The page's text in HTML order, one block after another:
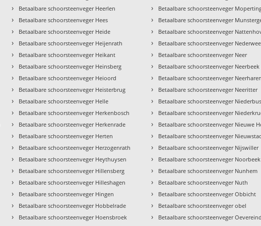
› Betaalbare schoorsteenveger Heerlen
› Betaalbare schoorsteenveger Hees
› Betaalbare schoorsteenveger Heide
› Betaalbare schoorsteenveger Heijenrath
› Betaalbare schoorsteenveger Heikant
› Betaalbare schoorsteenveger Heinsberg
› Betaalbare schoorsteenveger Heioord
› Betaalbare schoorsteenveger Heisterbrug
› Betaalbare schoorsteenveger Helle
› Betaalbare schoorsteenveger Herkenbosch
› Betaalbare schoorsteenveger Herkenrade
› Betaalbare schoorsteenveger Herten
› Betaalbare schoorsteenveger Herzogenrath
› Betaalbare schoorsteenveger Heythuysen
› Betaalbare schoorsteenveger Hillensberg
› Betaalbare schoorsteenveger Hilleshagen
› Betaalbare schoorsteenveger Hingen
› Betaalbare schoorsteenveger Hobbelrade
› Betaalbare schoorsteenveger Hoensbroek
› Betaalbare schoorsteenveger
› Betaalbare schoorsteenveger
› Betaalbare schoorsteenveger
› Betaalbare schoorsteenveger
› Betaalbare schoorsteenveger Neer
› Betaalbare schoorsteenveger Neerbeek
› Betaalbare schoorsteenveger Neerharen
› Betaalbare schoorsteenveger Neeritter
› Betaalbare schoorsteenveger
› Betaalbare schoorsteenveger
› Betaalbare schoorsteenveger Nieuwe
› Betaalbare schoorsteenveger
› Betaalbare schoorsteenveger Nijswiller
› Betaalbare schoorsteenveger Noorbeek
› Betaalbare schoorsteenveger Nunhem
› Betaalbare schoorsteenveger Nuth
› Betaalbare schoorsteenveger Obbicht
› Betaalbare schoorsteenveger obel
› Betaalbare schoorsteenveger Oevereind